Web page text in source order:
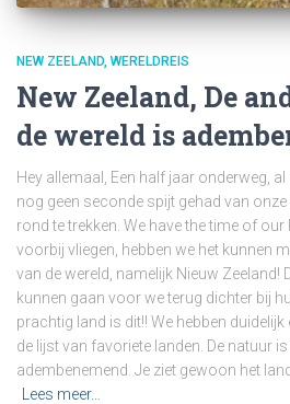
NEW ZEELAND WERELDREIS
New Zeeland, De
de wereld is
Hey allemaal, Een half jaar onderweg,
nog geen seconde spijt gehad van
rond te trekken. We have the time of
voorbij vliegen, hebben we het kunnen
van de wereld, namelijk Nieuw Zeeland!
kunnen gaan voor we terug dichter bij
prachtig land is dit!! We hebben
de lijst van favoriete landen. De natuur
adembenemend. Je ziet gewoon het
Lees meer…